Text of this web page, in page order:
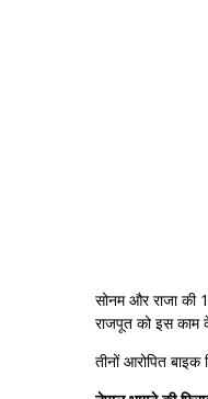
सोनम और राजा की
राजपूत को इस काम
तीनों आरोपित